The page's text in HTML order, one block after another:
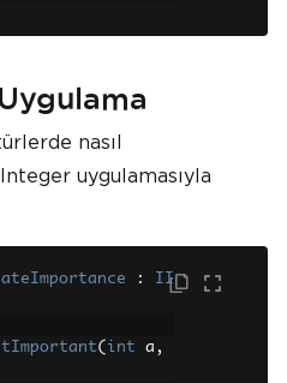
nasıl
uygulamasıyla
:
II
( int a ,